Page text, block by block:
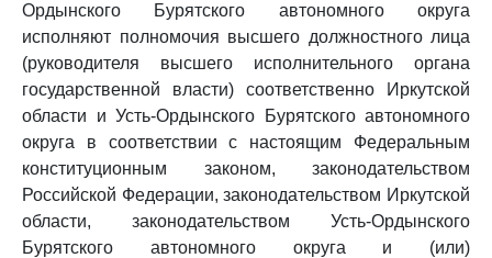
Ордынского Бурятского автономного округа
исполняют полномочия высшего должностного лица
(руководителя высшего исполнительного органа
государственной власти) соответственно Иркутской
области и Усть-Ордынского Бурятского автономного
округа в соответствии с настоящим Федеральным
конституционным законом, законодательством
Российской Федерации, законодательством Иркутской
области, законодательством Усть-Ордынского
Бурятского автономного округа и (или)